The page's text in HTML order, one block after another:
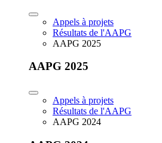
Appels à projets
Résultats de l'AAPG
AAPG 2025
AAPG 2025
Appels à projets
Résultats de l'AAPG
AAPG 2024